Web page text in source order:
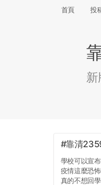
首頁 投
新
#靠清
學校可以宣
疫情這麼恐怖
真的不想回